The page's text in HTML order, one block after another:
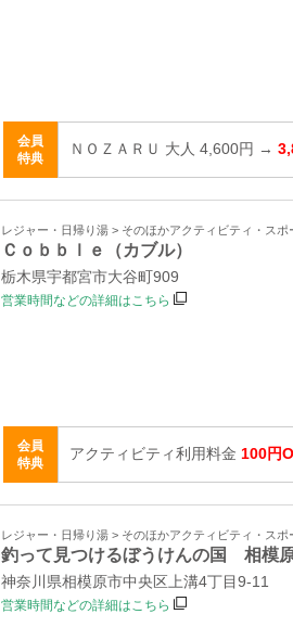
会員
特典
ＮＯＺＡＲＵ 大人 4,600円 →
レジャー・日帰り湯 > そのほかアクティビティ・スポ
Ｃｏｂｂｌｅ（カブル）
栃木県宇都宮市大谷町909
営業時間などの詳細はこちら
会員
特典
アクティビティ利用料金 100円
レジャー・日帰り湯 > そのほかアクティビティ・スポ
釣って見つけるぼうけんの国 相模
神奈川県相模原市中央区上溝4丁目9-11
営業時間などの詳細はこちら